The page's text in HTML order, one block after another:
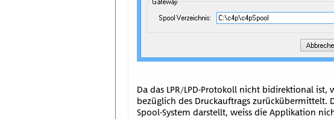
Da das LPR/LPD-Protokoll nicht bidirektional
bezüglich des Druckauftrags zurückübermittelt.
Spool-System darstellt, weiss die Applikation